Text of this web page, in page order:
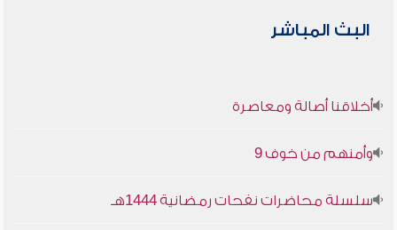
البث المباشر
أخلاقنا أصالة ومعاصرة
وأمنهم من خوف 9
سلسلة محاضرات نفحات رمضانية 1444هـ